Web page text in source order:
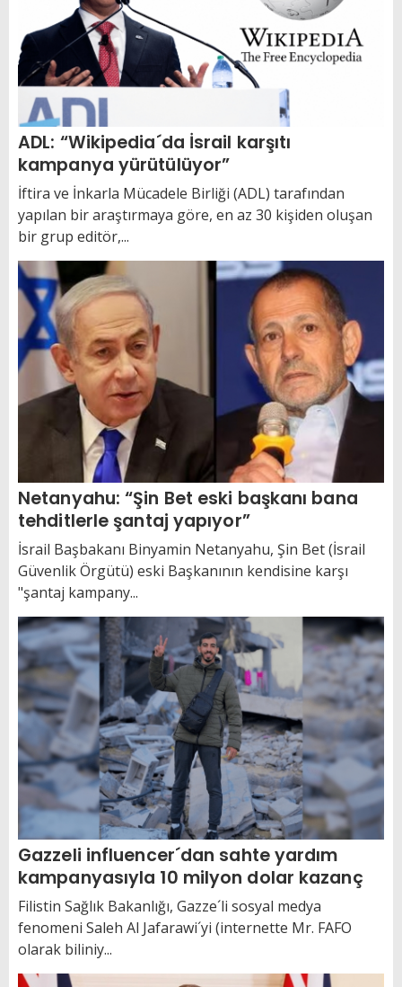
ADL: “Wikipedia´da İsrail karşıtı
kampanya yürütülüyor”
İftira ve İnkarla Mücadele Birliği (ADL) tarafından
yapılan bir araştırmaya göre, en az 30 kişiden oluşan
bir grup editör,...
Netanyahu: “Şin Bet eski başkanı bana
tehditlerle şantaj yapıyor”
İsrail Başbakanı Binyamin Netanyahu, Şin Bet (İsrail
Güvenlik Örgütü) eski Başkanının kendisine karşı
"şantaj kampany...
Gazzeli influencer´dan sahte yardım
kampanyasıyla 10 milyon dolar kazanç
Filistin Sağlık Bakanlığı, Gazze´li sosyal medya
fenomeni Saleh Al Jafarawi´yi (internette Mr. FAFO
olarak biliniy...